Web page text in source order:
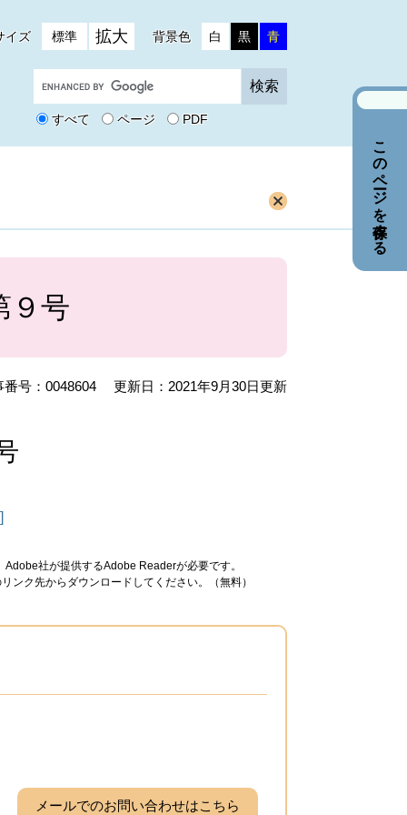
イズ 標準 拡大 背景色 白 黒 青
o
タ
すべて ページ PDF
９号
番号：0048604 更新日：2021年9月30日更新
社が提供するAdobe Readerが必要です。
ンク先からダウンロードしてください。（無料）
メールでのお問い合わせはこちら
このページを保存する